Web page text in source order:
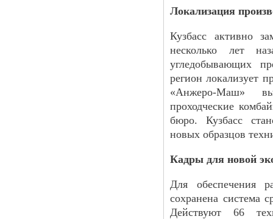
Локализация
Кузбасс активно
несколько лет
угледобывающих
регион локализует
«Анжеро-Маш»
проходческие
бюро. Кузбасс
новых образцов
Кадры для новой
Для обеспечения
сохранена система
Действуют 66